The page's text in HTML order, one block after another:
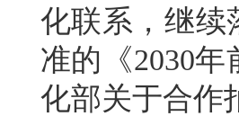
化联系，继续
准的《2030
化部关于合作